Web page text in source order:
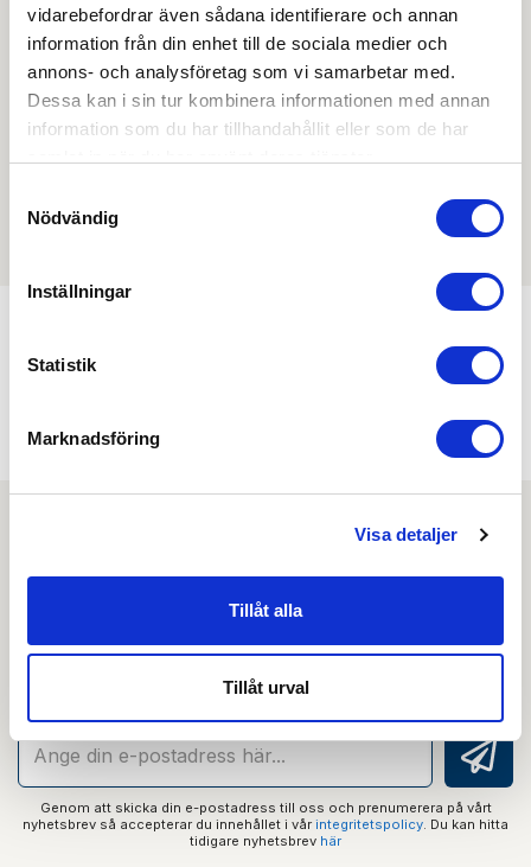
vidarebefordrar även sådana identifierare och annan
information från din enhet till de sociala medier och
annons- och analysföretag som vi samarbetar med.
Dessa kan i sin tur kombinera informationen med annan
information som du har tillhandahållit eller som de har
Nödvändig
Inställningar
Statistik
Marknadsföring
Visa detaljer
Tillåt alla
Tillåt urval
produktblad, ritningar, monteringsbeskrivningar samt
övriga dokument.
Det finns ännu ingen film för denna produkt
Min köphistorik
Nyhetsbrev
Prenumerera på vårt nyhetsbrev och få tips,
Genom att skicka din e-postadress till oss och prenumerera på vårt
nyhetsbrev så accepterar du innehållet i vår integritetspolicy. Du kan hitta
tidigare nyhetsbrev här